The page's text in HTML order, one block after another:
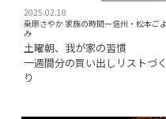
2025.02.18
桒原さやか 家族の時間ー信州・松本ごよ
み
土曜朝、我が家の習慣
一週間分の買い出しリストづく
り